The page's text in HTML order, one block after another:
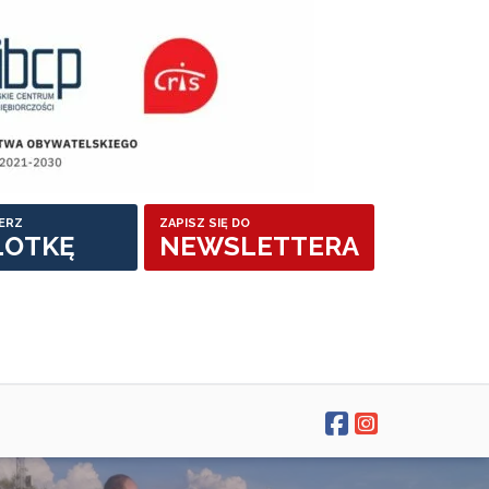
ZAPISZ SIĘ DO
NEWSLETTERA